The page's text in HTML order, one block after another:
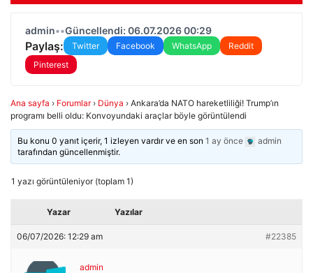
admin••Güncellendi: 06.07.2026 00:29
Paylaş: Twitter Facebook WhatsApp
Reddit
Pinterest
Ana sayfa › Forumlar › Dünya › Ankara’da NATO hareketliliği! Trump’ın
programı belli oldu: Konvoyundaki araçlar böyle görüntülendi
Bu konu 0 yanıt içerir, 1 izleyen vardır ve en son1 ay önce
admin
tarafından güncellenmiştir.
1 yazı görüntüleniyor (toplam 1)
Yazar Yazılar
06/07/2026: 12:29 am #22385
admin